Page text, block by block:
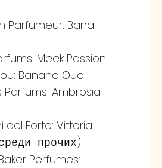
Parfumeur: Bana
Meek Passion
Banana Oud
Parfums: Ambrosia
del Forte: Vittoria
прочих )
Perfumes: